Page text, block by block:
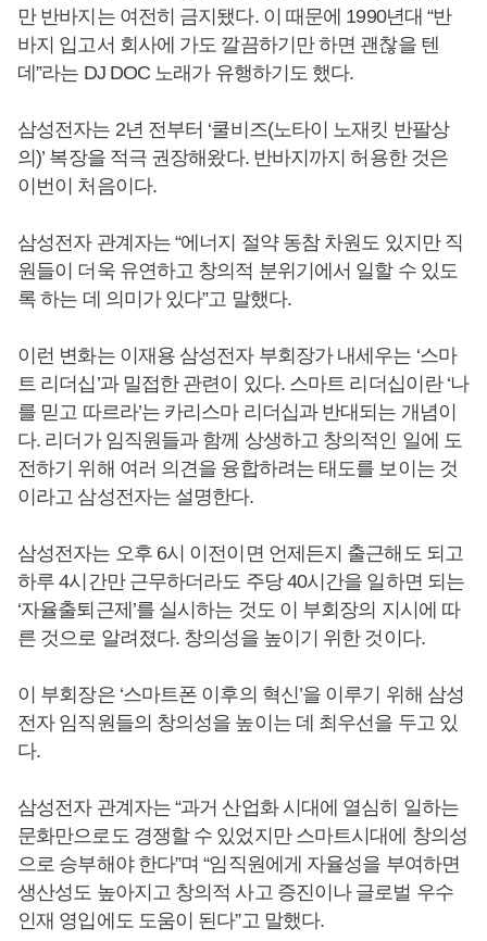
만 반바지는 여전히 금지됐다. 이 때문에 1990년대 “반
바지 입고서 회사에 가도 깔끔하기만 하면 괜찮을 텐
데”라는 DJ DOC 노래가 유행하기도 했다.
삼성전자는 2년 전부터 ‘쿨비즈(노타이 노재킷 반팔상
의)’ 복장을 적극 권장해왔다. 반바지까지 허용한 것은
이번이 처음이다.
삼성전자 관계자는 “에너지 절약 동참 차원도 있지만 직
원들이 더욱 유연하고 창의적 분위기에서 일할 수 있도
록 하는 데 의미가 있다”고 말했다.
이런 변화는 이재용 삼성전자 부회장가 내세우는 ‘스마
트 리더십’과 밀접한 관련이 있다. 스마트 리더십이란 ‘나
를 믿고 따르라’는 카리스마 리더십과 반대되는 개념이
다. 리더가 임직원들과 함께 상생하고 창의적인 일에 도
전하기 위해 여러 의견을 융합하려는 태도를 보이는 것
이라고 삼성전자는 설명한다.
삼성전자는 오후 6시 이전이면 언제든지 출근해도 되고
하루 4시간만 근무하더라도 주당 40시간을 일하면 되는
‘자율출퇴근제’를 실시하는 것도 이 부회장의 지시에 따
른 것으로 알려졌다. 창의성을 높이기 위한 것이다.
이 부회장은 ‘스마트폰 이후의 혁신’을 이루기 위해 삼성
전자 임직원들의 창의성을 높이는 데 최우선을 두고 있
다.
삼성전자 관계자는 “과거 산업화 시대에 열심히 일하는
문화만으로도 경쟁할 수 있었지만 스마트시대에 창의성
으로 승부해야 한다”며 “임직원에게 자율성을 부여하면
생산성도 높아지고 창의적 사고 증진이나 글로벌 우수
인재 영입에도 도움이 된다”고 말했다.